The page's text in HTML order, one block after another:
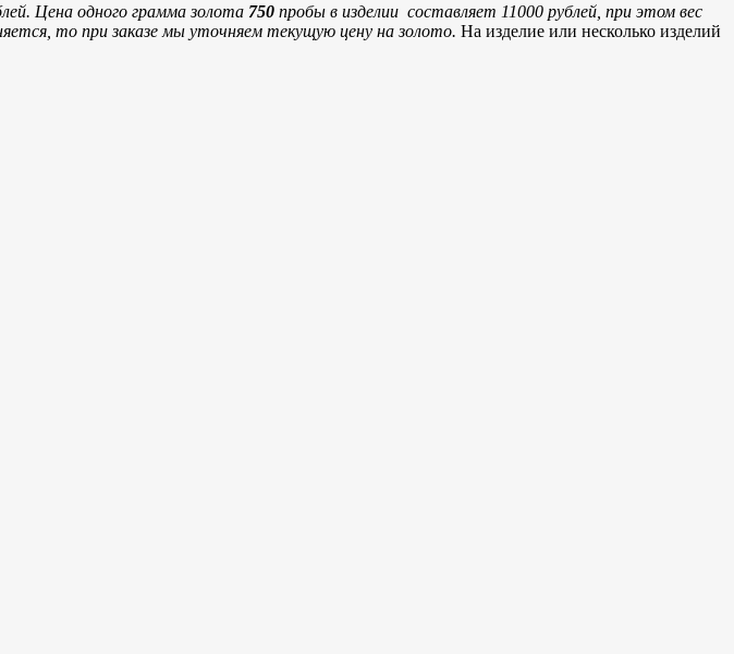
Цена одного грамма золота 750 пробы в изделии составляет 11000 рублей, при этом вес
то при заказе мы уточняем текущую цену на золото. На изделие или несколько изделий